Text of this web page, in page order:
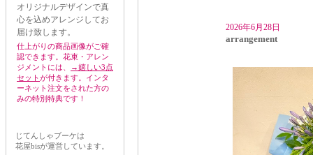
2026年6月28日
arrangement
オリジナルデザインで真
心を込めアレンジしてお
届け致します。
仕上がりの商品画像がご確
認できます。花束・アレン
ジメントには、
→嬉しい3点
セットが付きます。インタ
ーネット注文をされた方の
みの特別特典です！
じてんしゃブーケは
花屋bisが運営しています。